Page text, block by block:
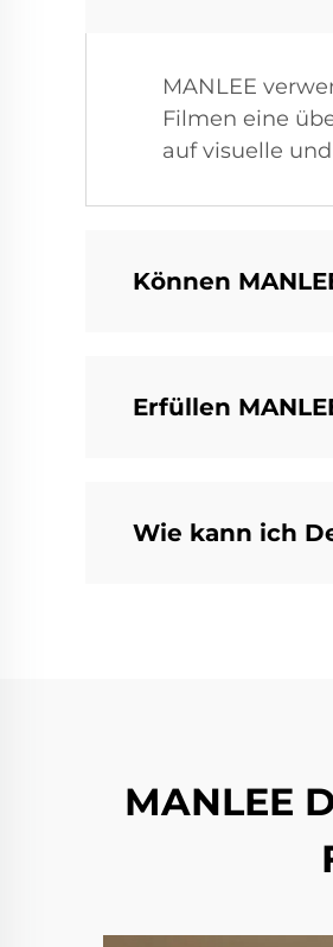
MANLEE
Filmen eine
auf visuelle
Können
Erfüllen
Wie kann ich
MANLEE